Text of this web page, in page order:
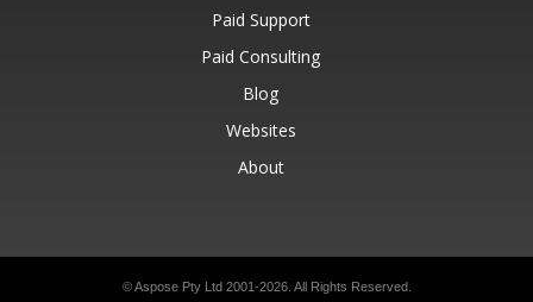
Paid Support
Paid Consulting
Blog
Websites
About
© Aspose Pty Ltd 2001-2026. All Rights Reserved.